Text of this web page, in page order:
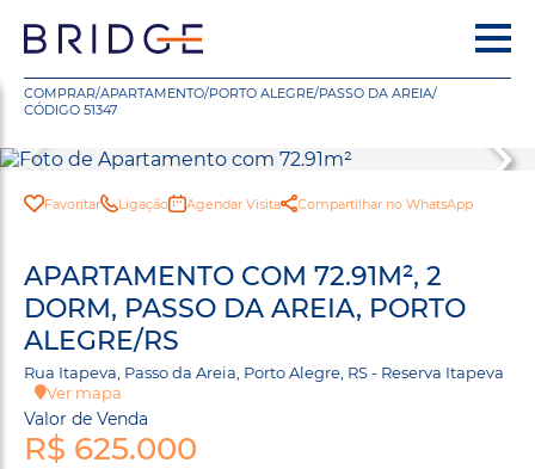
COMPRAR/APARTAMENTO/PORTO ALEGRE/PASSO DA AREIA/
CÓDIGO 51347
Favoritar Ligação Agendar Visita Compartilhar no WhatsApp
APARTAMENTO COM 72.91M², 2
DORM, PASSO DA AREIA, PORTO
ALEGRE/RS
Rua Itapeva, Passo da Areia, Porto Alegre, RS - Reserva Itapeva
Ver mapa
Valor de Venda
R$ 625.000